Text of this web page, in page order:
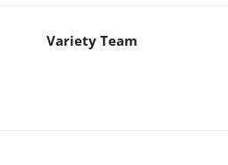
Variety Team